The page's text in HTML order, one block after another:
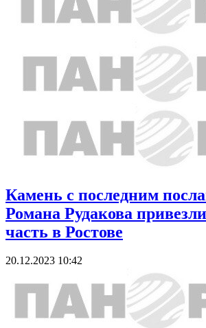
Камень с последним
Романа Рудакова
часть в Ростове
20.12.2023 10:42